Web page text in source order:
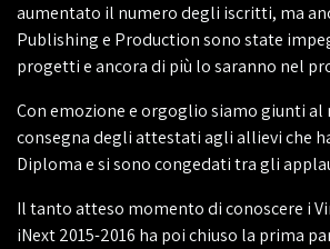
aumentato il numero degli iscritti, ma
Publishing e Production sono state
progetti e ancora di più lo saranno nel
Con emozione e orgoglio siamo giunti
consegna degli attestati agli allievi che
Diploma e si sono congedati tra gli
Il tanto atteso momento di conoscere i
iNext 2015-2016 ha poi chiuso la prima